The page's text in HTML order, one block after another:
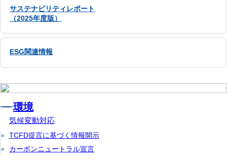
サステナビリティレポート
（2025年度版）
ESG関連情報
環境
気候変動対応
TCFD提言に基づく情報開示
カーボンニュートラル宣言